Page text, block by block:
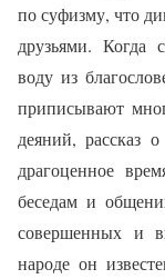
по суфизму, что
друзьями.
воду из
приписывают
деяний, рассказ
драгоценное
беседам и
совершенных и
народе он